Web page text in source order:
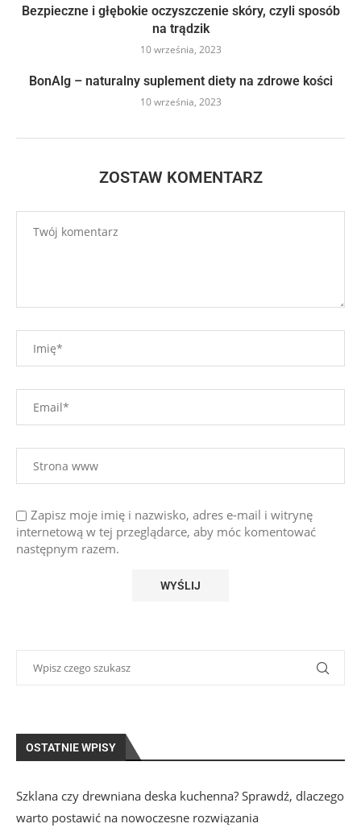
Bezpieczne i głębokie oczyszczenie skóry, czyli sposób
na trądzik
10 września, 2023
BonAlg – naturalny suplement diety na zdrowe kości
10 września, 2023
ZOSTAW KOMENTARZ
Zapisz moje imię i nazwisko, adres e-mail i witrynę
internetową w tej przeglądarce, aby móc komentować
następnym razem.
OSTATNIE WPISY
Szklana czy drewniana deska kuchenna? Sprawdź, dlaczego
warto postawić na nowoczesne rozwiązania